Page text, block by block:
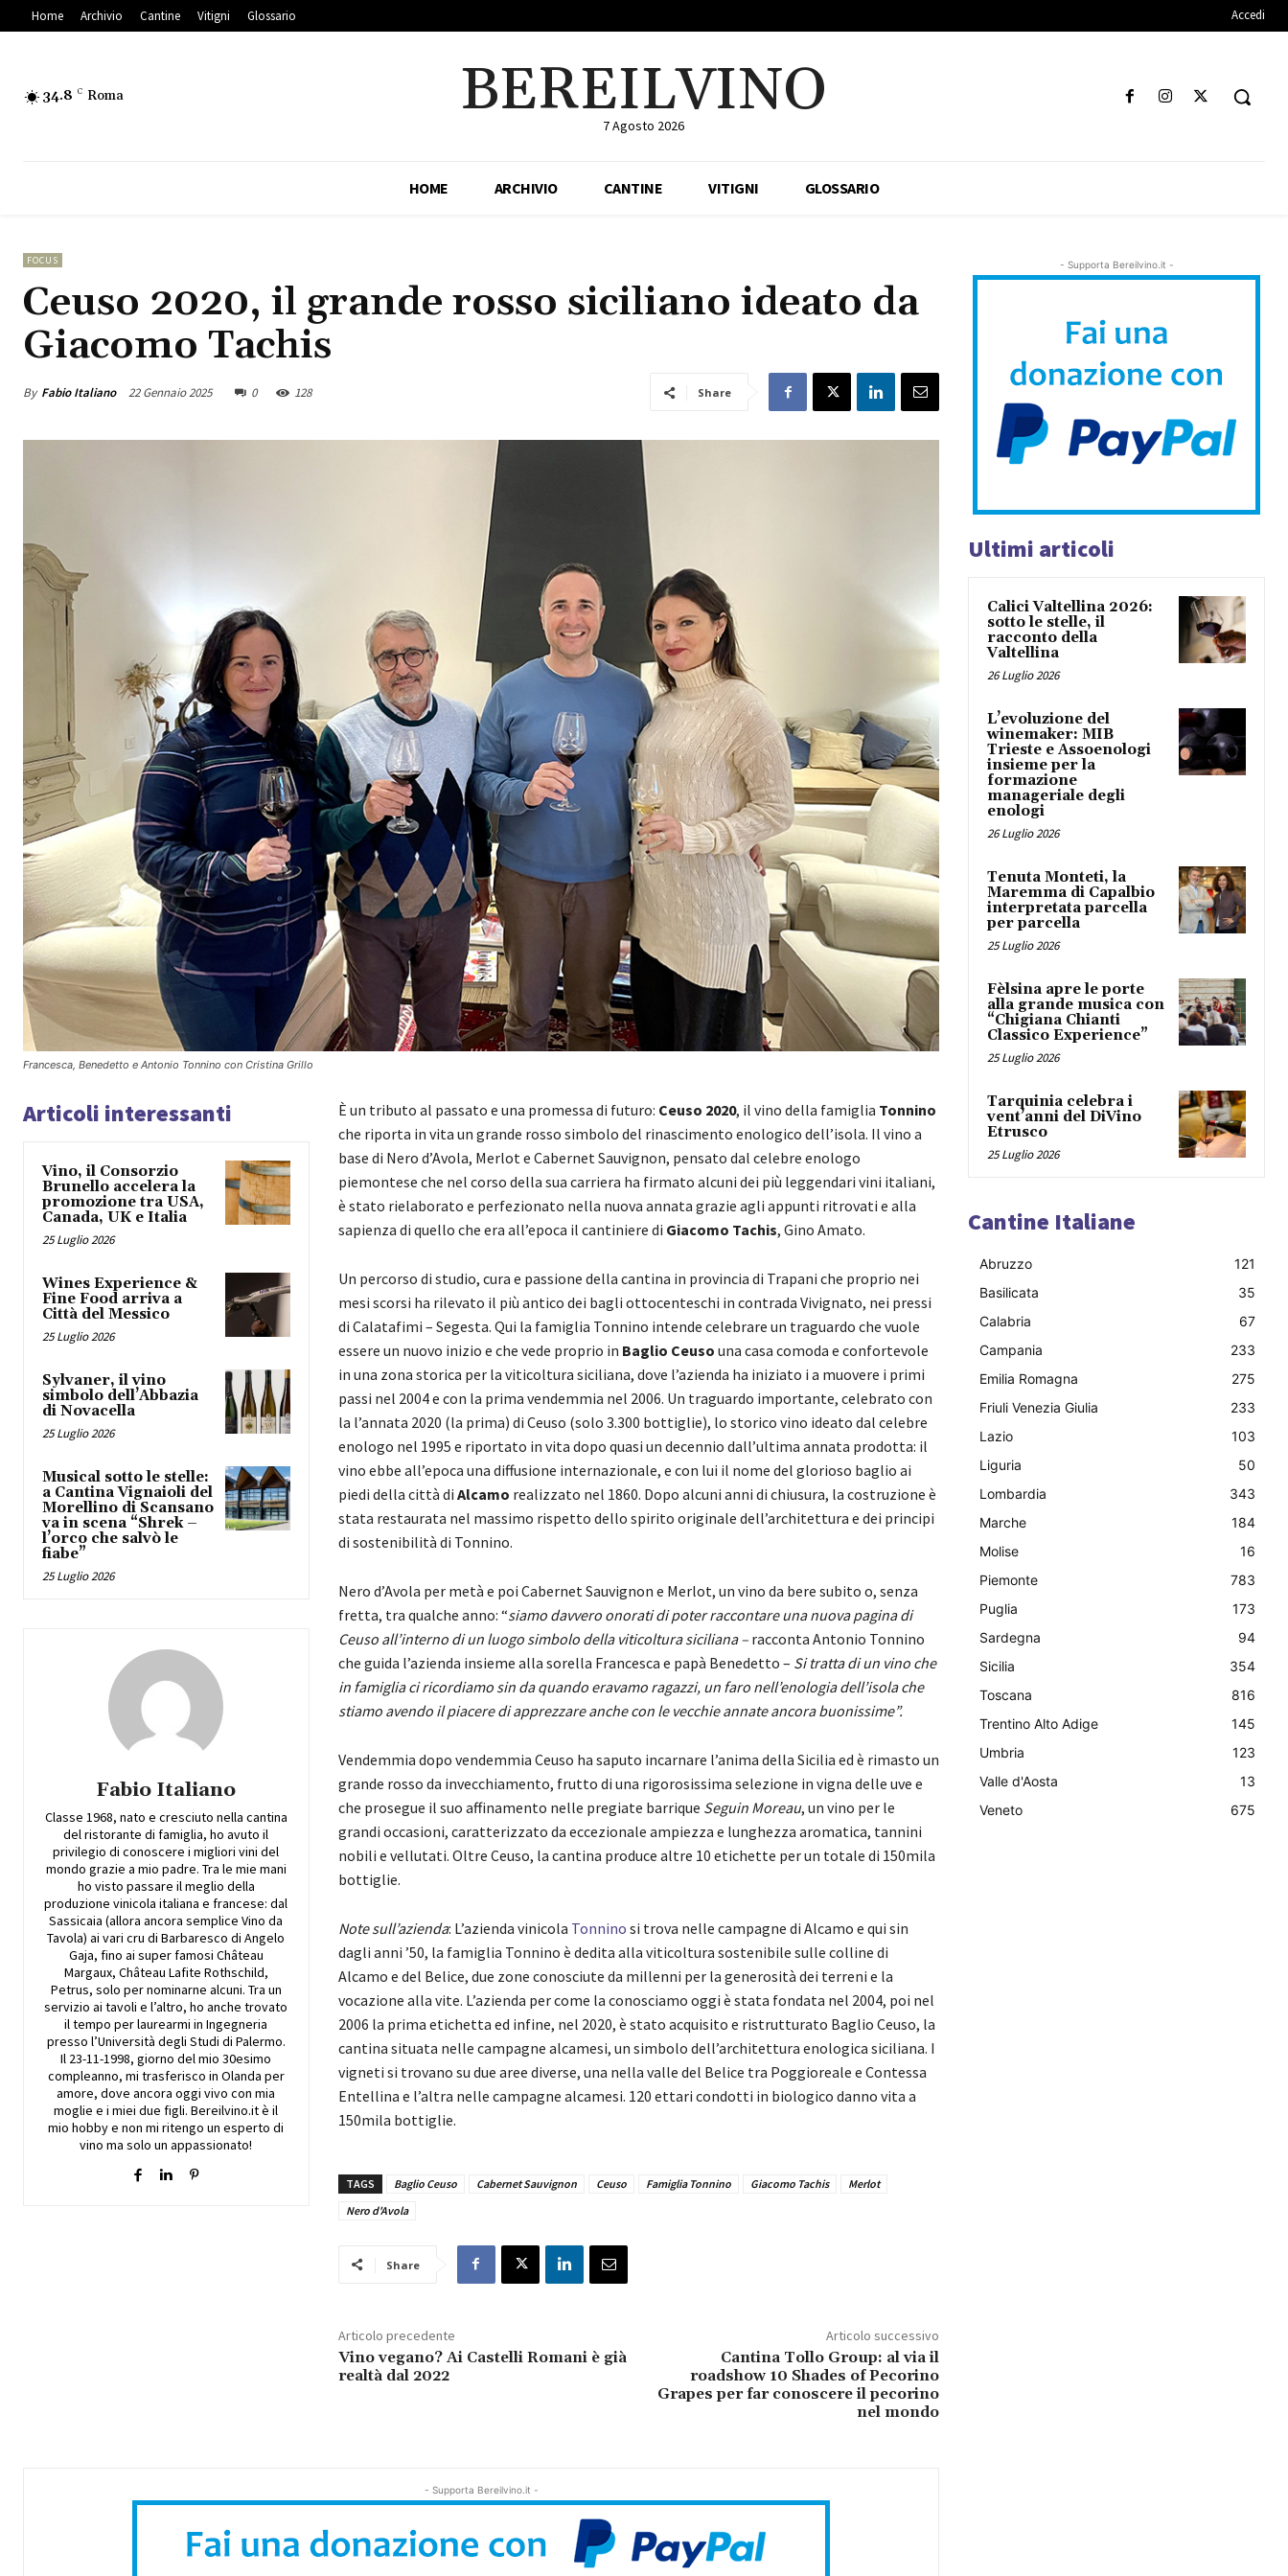
Home Archivio Cantine Vitigni Glossario Accedi
34.8 C Roma BEREILVINO
7 Agosto 2026
HOME ARCHIVIO CANTINE VITIGNI GLOSSARIO
FOCUS
Ceuso 2020, il grande rosso siciliano ideato da
Giacomo Tachis
By Fabio Italiano 22 Gennaio 2025 0 128 Share
Francesca, Benedetto e Antonio Tonnino con Cristina Grillo
Articoli interessanti
Vino, il Consorzio
Brunello accelera la
promozione tra USA,
Canada, UK e Italia
25 Luglio 2026
Wines Experience &
Fine Food arriva a
Città del Messico
25 Luglio 2026
Sylvaner, il vino
simbolo dell’Abbazia
di Novacella
25 Luglio 2026
Musical sotto le stelle:
a Cantina Vignaioli del
Morellino di Scansano
va in scena “Shrek –
l’orco che salvò le
fiabe”
25 Luglio 2026
Fabio Italiano
Classe 1968, nato e cresciuto nella cantina
del ristorante di famiglia, ho avuto il
privilegio di conoscere i migliori vini del
mondo grazie a mio padre. Tra le mie mani
ho visto passare il meglio della
produzione vinicola italiana e francese: dal
Sassicaia (allora ancora semplice Vino da
Tavola) ai vari cru di Barbaresco di Angelo
Gaja, fino ai super famosi Château
Margaux, Château Lafite Rothschild,
Petrus, solo per nominarne alcuni. Tra un
servizio ai tavoli e l’altro, ho anche trovato
il tempo per laurearmi in Ingegneria
presso l’Università degli Studi di Palermo.
Il 23-11-1998, giorno del mio 30esimo
compleanno, mi trasferisco in Olanda per
amore, dove ancora oggi vivo con mia
moglie e i miei due figli. Bereilvino.it è il
mio hobby e non mi ritengo un esperto di
vino ma solo un appassionato!
È un tributo al passato e una promessa di futuro: Ceuso 2020, il vino della famiglia Tonnino
che riporta in vita un grande rosso simbolo del rinascimento enologico dell’isola. Il vino a
base di Nero d’Avola, Merlot e Cabernet Sauvignon, pensato dal celebre enologo
piemontese che nel corso della sua carriera ha firmato alcuni dei più leggendari vini italiani,
è stato rielaborato e perfezionato nella nuova annata grazie agli appunti ritrovati e alla
sapienza di quello che era all’epoca il cantiniere di Giacomo Tachis, Gino Amato.
Un percorso di studio, cura e passione della cantina in provincia di Trapani che proprio nei
mesi scorsi ha rilevato il più antico dei bagli ottocenteschi in contrada Vivignato, nei pressi
di Calatafimi – Segesta. Qui la famiglia Tonnino intende celebrare un traguardo che vuole
essere un nuovo inizio e che vede proprio in Baglio Ceuso una casa comoda e confortevole
in una zona storica per la viticoltura siciliana, dove l’azienda ha iniziato i a muovere i primi
passi nel 2004 e con la prima vendemmia nel 2006. Un traguardo importante, celebrato con
la l’annata 2020 (la prima) di Ceuso (solo 3.300 bottiglie), lo storico vino ideato dal celebre
enologo nel 1995 e riportato in vita dopo quasi un decennio dall’ultima annata prodotta: il
vino ebbe all’epoca una diffusione internazionale, e con lui il nome del glorioso baglio ai
piedi della città di Alcamo realizzato nel 1860. Dopo alcuni anni di chiusura, la costruzione è
stata restaurata nel massimo rispetto dello spirito originale dell’architettura e dei principi
di sostenibilità di Tonnino.
Nero d’Avola per metà e poi Cabernet Sauvignon e Merlot, un vino da bere subito o, senza
fretta, tra qualche anno: “siamo davvero onorati di poter raccontare una nuova pagina di
Ceuso all’interno di un luogo simbolo della viticoltura siciliana – racconta Antonio Tonnino
che guida l’azienda insieme alla sorella Francesca e papà Benedetto – Si tratta di un vino che
in famiglia ci ricordiamo sin da quando eravamo ragazzi, un faro nell’enologia dell’isola che
stiamo avendo il piacere di apprezzare anche con le vecchie annate ancora buonissime”.
Vendemmia dopo vendemmia Ceuso ha saputo incarnare l’anima della Sicilia ed è rimasto un
grande rosso da invecchiamento, frutto di una rigorosissima selezione in vigna delle uve e
che prosegue il suo affinamento nelle pregiate barrique Seguin Moreau, un vino per le
grandi occasioni, caratterizzato da eccezionale ampiezza e lunghezza aromatica, tannini
nobili e vellutati. Oltre Ceuso, la cantina produce altre 10 etichette per un totale di 150mila
bottiglie.
Note sull’azienda: L’azienda vinicola Tonnino si trova nelle campagne di Alcamo e qui sin
dagli anni ’50, la famiglia Tonnino è dedita alla viticoltura sostenibile sulle colline di
Alcamo e del Belice, due zone conosciute da millenni per la generosità dei terreni e la
vocazione alla vite. L’azienda per come la conosciamo oggi è stata fondata nel 2004, poi nel
2006 la prima etichetta ed infine, nel 2020, è stato acquisito e ristrutturato Baglio Ceuso, la
cantina situata nelle campagne alcamesi, un simbolo dell’architettura enologica siciliana. I
vigneti si trovano su due aree diverse, una nella valle del Belice tra Poggioreale e Contessa
Entellina e l’altra nelle campagne alcamesi. 120 ettari condotti in biologico danno vita a
150mila bottiglie.
TAGS Baglio Ceuso Cabernet Sauvignon Ceuso Famiglia Tonnino Giacomo Tachis
Merlot
Nero d'Avola
Share
Articolo precedente
Vino vegano? Ai Castelli Romani è già
realtà dal 2022
Articolo successivo
Cantina Tollo Group: al via il
roadshow 10 Shades of Pecorino
Grapes per far conoscere il pecorino
nel mondo
- Supporta Bereilvino.it -
- Supporta Bereilvino.it -
Ultimi articoli
Calici Valtellina 2026:
sotto le stelle, il
racconto della
Valtellina
26 Luglio 2026
L’evoluzione del
winemaker: MIB
Trieste e Assoenologi
insieme per la
formazione
manageriale degli
enologi
26 Luglio 2026
Tenuta Monteti, la
Maremma di Capalbio
interpretata parcella
per parcella
25 Luglio 2026
Fèlsina apre le porte
alla grande musica con
“Chigiana Chianti
Classico Experience”
25 Luglio 2026
Tarquinia celebra i
vent’anni del DiVino
Etrusco
25 Luglio 2026
Cantine Italiane
Abruzzo
121
Basilicata
35
Calabria
67
Campania
233
Emilia Romagna
275
Friuli Venezia Giulia
233
Lazio
103
Liguria
50
Lombardia
343
Marche
184
Molise
16
Piemonte
783
Puglia
173
Sardegna
94
Sicilia
354
Toscana
816
Trentino Alto Adige
145
Umbria
123
Valle d'Aosta
13
Veneto
675